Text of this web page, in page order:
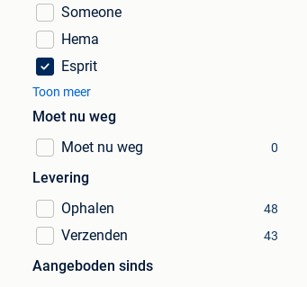
Someone
Hema
Esprit
Toon meer
Moet nu weg
Moet nu weg
0
Levering
Ophalen
48
Verzenden 43
Aangeboden sinds